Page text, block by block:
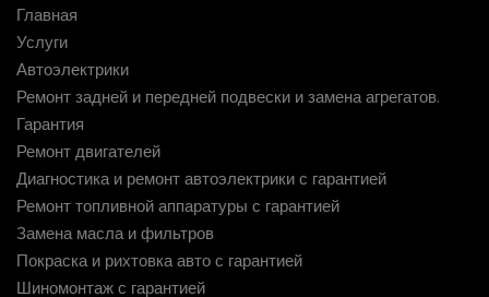
Главная
Услуги
Автоэлектрики
Ремонт задней и передней подвески и замена агрегатов.
Гарантия
Ремонт двигателей
Диагностика и ремонт автоэлектрики с гарантией
Ремонт топливной аппаратуры с гарантией
Замена масла и фильтров
Покраска и рихтовка авто с гарантией